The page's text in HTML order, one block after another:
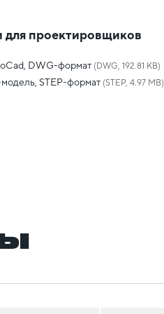
для проектировщиков
DWG-формат (DWG, 192.81 KB)
STEP-формат (STEP, 4.97 MB)